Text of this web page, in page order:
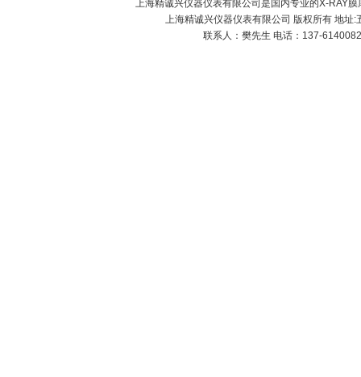
上海精诚兴仪器仪表有限公司是国内专业的X-RAY
上海精诚兴仪器仪表有限公司 版权所有 地
联系人：樊先生 电话：137-